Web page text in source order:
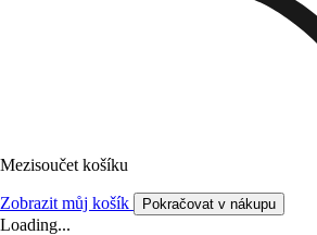
Mezisoučet košíku
Zobrazit můj košík Pokračovat v nákupu
Loading...